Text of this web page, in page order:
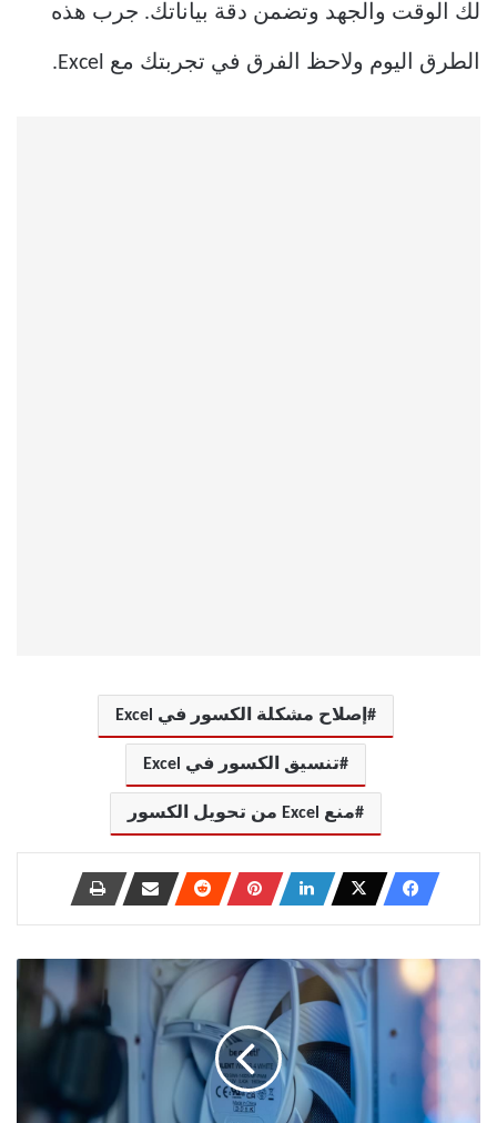
لك الوقت والجهد وتضمن دقة بياناتك. جرب هذه
الطرق اليوم ولاحظ الفرق في تجربتك مع Excel.
إصلاح مشكلة الكسور في Excel
تنسيق الكسور في Excel
منع Excel من تحويل الكسور